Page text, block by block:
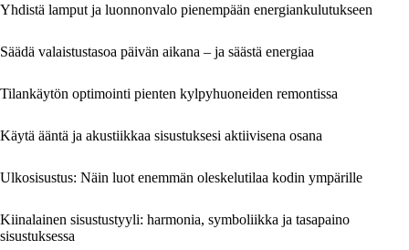
Yhdistä lamput ja luonnonvalo pienempään energiankulutukseen
Säädä valaistustasoa päivän aikana – ja säästä energiaa
Tilankäytön optimointi pienten kylpyhuoneiden remontissa
Käytä ääntä ja akustiikkaa sisustuksesi aktiivisena osana
Ulkosisustus: Näin luot enemmän oleskelutilaa kodin ympärille
Kiinalainen sisustustyyli: harmonia, symboliikka ja tasapaino
sisustuksessa